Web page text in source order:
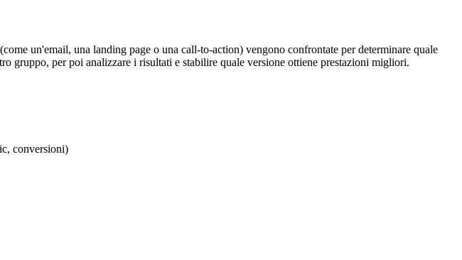
un'email, una landing page o una call-to-action) vengono confrontate per determinare quale
gruppo, per poi analizzare i risultati e stabilire quale versione ottiene prestazioni migliori.
conversioni)